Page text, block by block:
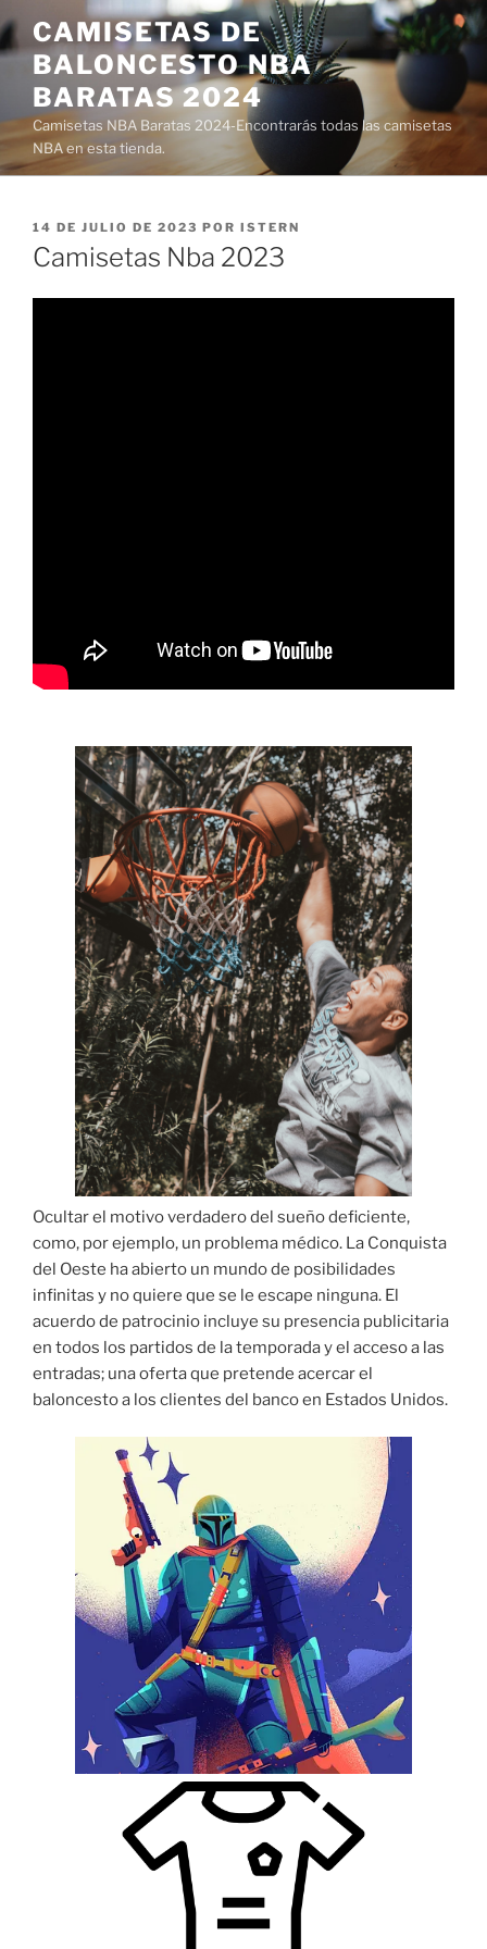
al
contenido
CAMISETAS DE
BALONCESTO NBA
BARATAS 2024
Camisetas NBA Baratas 2024-Encontrarás todas las camisetas
NBA en esta tienda.
PUBLICADO
EL
14 DE JULIO DE 2023 POR ISTERN
Camisetas Nba 2023
Ocultar el motivo verdadero del sueño deficiente,
como, por ejemplo, un problema médico. La Conquista
del Oeste ha abierto un mundo de posibilidades
infinitas y no quiere que se le escape ninguna. El
acuerdo de patrocinio incluye su presencia publicitaria
en todos los partidos de la temporada y el acceso a las
entradas; una oferta que pretende acercar el
baloncesto a los clientes del banco en Estados Unidos.